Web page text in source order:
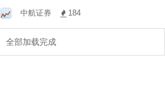
榜单助你投资！
中航证券 184
全部加载完成